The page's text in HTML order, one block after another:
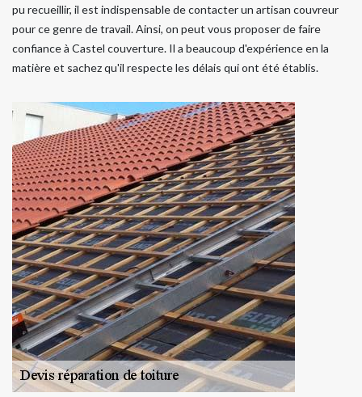
pu recueillir, il est indispensable de contacter un artisan couvreur
pour ce genre de travail. Ainsi, on peut vous proposer de faire
confiance à Castel couverture. Il a beaucoup d'expérience en la
matière et sachez qu'il respecte les délais qui ont été établis.